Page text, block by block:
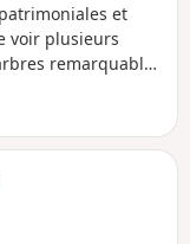
et
voir plusieurs
remarquables